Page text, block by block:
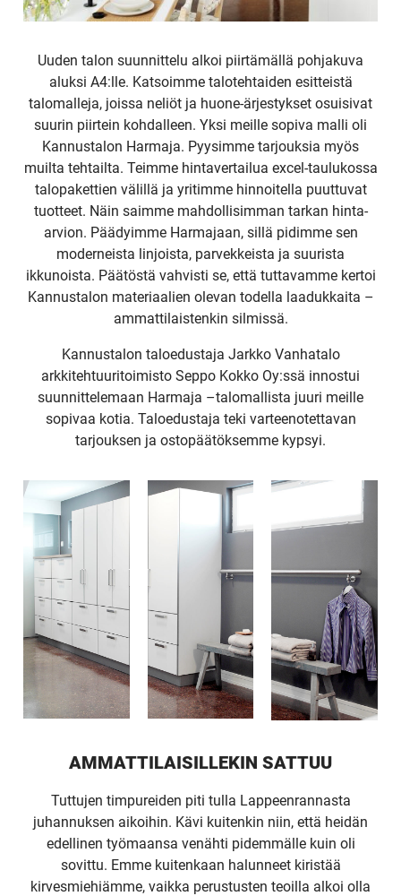
Uuden talon suunnittelu alkoi piirtämällä pohjakuva
aluksi A4:lle. Katsoimme talotehtaiden esitteistä
talomalleja, joissa neliöt ja huone-ärjestykset osuisivat
suurin piirtein kohdalleen. Yksi meille sopiva malli oli
Kannustalon Harmaja. Pyysimme tarjouksia myös
muilta tehtailta. Teimme hintavertailua excel-taulukossa
talopakettien välillä ja yritimme hinnoitella puuttuvat
tuotteet. Näin saimme mahdollisimman tarkan hinta-
arvion. Päädyimme Harmajaan, sillä pidimme sen
moderneista linjoista, parvekkeista ja suurista
ikkunoista. Päätöstä vahvisti se, että tuttavamme kertoi
Kannustalon materiaalien olevan todella laadukkaita –
ammattilaistenkin silmissä.
Kannustalon taloedustaja Jarkko Vanhatalo
arkkitehtuuritoimisto Seppo Kokko Oy:ssä innostui
suunnittelemaan Harmaja –talomallista juuri meille
sopivaa kotia. Taloedustaja teki varteenotettavan
tarjouksen ja ostopäätöksemme kypsyi.
AMMATTILAISILLEKIN SATTUU
Tuttujen timpureiden piti tulla Lappeenrannasta
juhannuksen aikoihin. Kävi kuitenkin niin, että heidän
edellinen työmaansa venähti pidemmälle kuin oli
sovittu. Emme kuitenkaan halunneet kiristää
kirvesmiehiämme, vaikka perustusten teoilla alkoi olla